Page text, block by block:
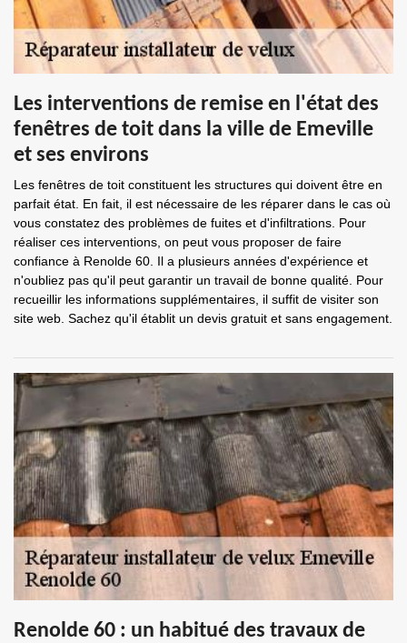
Les interventions de remise en l'état des
fenêtres de toit dans la ville de Emeville
et ses environs
Les fenêtres de toit constituent les structures qui doivent être en
parfait état. En fait, il est nécessaire de les réparer dans le cas où
vous constatez des problèmes de fuites et d'infiltrations. Pour
réaliser ces interventions, on peut vous proposer de faire
confiance à Renolde 60. Il a plusieurs années d'expérience et
n'oubliez pas qu'il peut garantir un travail de bonne qualité. Pour
recueillir les informations supplémentaires, il suffit de visiter son
site web. Sachez qu'il établit un devis gratuit et sans engagement.
Renolde 60 : un habitué des travaux de